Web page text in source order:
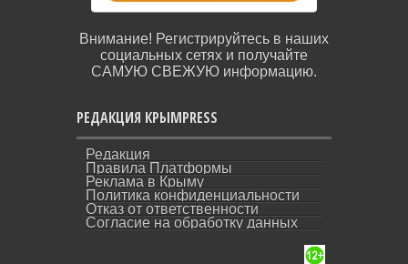
Внимание! Регистрируйтесь в наших
социальных сетях и получайте
САМУЮ СВЕЖУЮ информацию.
РЕДАКЦИЯ КРЫМPRESS
Редакция
Правила Платформы
Реклама в Крыму
Политика конфиденциальности
Отказ от ответственности
Согласие на обработку данных